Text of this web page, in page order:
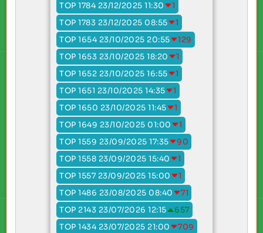
TOP 1784 23/12/2025 11:30
1
TOP 1783 23/12/2025 08:55
1
TOP 1654 23/10/2025 20:55
129
TOP 1653 23/10/2025 18:20
1
TOP 1652 23/10/2025 16:55
1
TOP 1651 23/10/2025 14:35
1
TOP 1650 23/10/2025 11:45
1
TOP 1649 23/10/2025 01:00
1
TOP 1559 23/09/2025 17:35
90
TOP 1558 23/09/2025 15:40
1
TOP 1557 23/09/2025 15:00
1
TOP 1486 23/08/2025 08:40
71
TOP 2143 23/07/2026 12:15
657
TOP 1434 23/07/2025 21:00
709